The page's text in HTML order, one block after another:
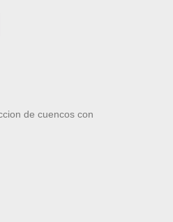
de cuencos con